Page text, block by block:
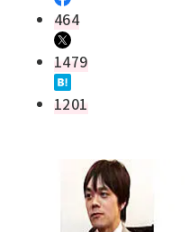
464
1479
1201